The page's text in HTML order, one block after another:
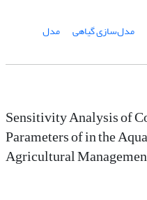
مدل‌سازی گیاهی مدل
Sensitivity Analysis of
Parameters of in the
Agricultural